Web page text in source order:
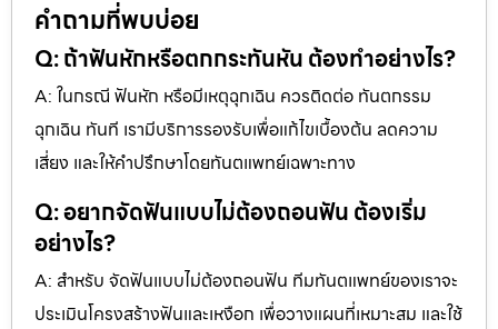
คำถามที่พบบ่อย
Q: ถ้าฟันหักหรือตกกระทันหัน ต้องทำอย่างไร?
A: ในกรณี ฟันหัก หรือมีเหตุฉุกเฉิน ควรติดต่อ ทันตกรรม
ฉุกเฉิน ทันที เรามีบริการรองรับเพื่อแก้ไขเบื้องต้น ลดความ
เสี่ยง และให้คำปรึกษาโดยทันตแพทย์เฉพาะทาง
Q: อยากจัดฟันแบบไม่ต้องถอนฟัน ต้องเริ่ม
อย่างไร?
A: สำหรับ จัดฟันแบบไม่ต้องถอนฟัน ทีมทันตแพทย์ของเราจะ
ประเมินโครงสร้างฟันและเหงือก เพื่อวางแผนที่เหมาะสม และใช้